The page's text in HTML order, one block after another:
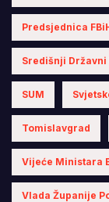
Predsjednica
Središnji Državni
SUM
Tomislavgrad
Vijeće Ministara
Vlada Županije